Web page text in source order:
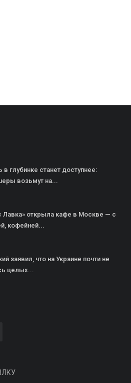
глубинке станет доступнее:
возьмут на...
Лавка» открыла кафе в Москве — с
кофейней...
заявил, что на Украине почти не
целых...